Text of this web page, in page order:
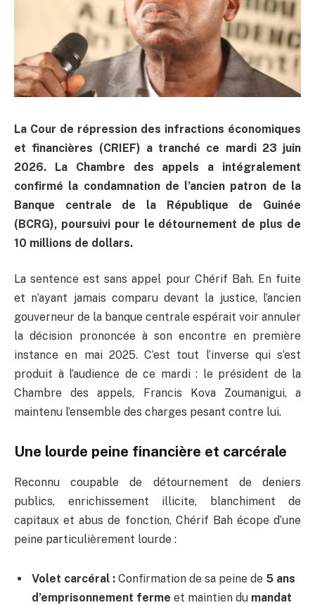
La Cour de répression des infractions économiques
et financières (CRIEF) a tranché ce mardi 23 juin
2026. La Chambre des appels a intégralement
confirmé la condamnation de l’ancien patron de la
Banque centrale de la République de Guinée
(BCRG), poursuivi pour le détournement de plus de
10 millions de dollars.
​La sentence est sans appel pour Chérif Bah. En fuite
et n’ayant jamais comparu devant la justice, l’ancien
gouverneur de la banque centrale espérait voir annuler
la décision prononcée à son encontre en première
instance en mai 2025. C’est tout l’inverse qui s’est
produit à l’audience de ce mardi : le président de la
Chambre des appels, Francis Kova Zoumanigui, a
maintenu l’ensemble des charges pesant contre lui.
​Une lourde peine financière et carcérale
​Reconnu coupable de détournement de deniers
publics, enrichissement illicite, blanchiment de
capitaux et abus de fonction, Chérif Bah écope d’une
peine particulièrement lourde :
Volet carcéral : Confirmation de sa peine de 5 ans
d’emprisonnement ferme et maintien du mandat